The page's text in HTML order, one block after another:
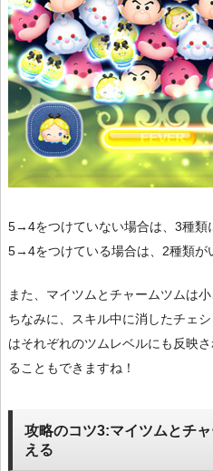
5→4をつけていない場合は、3種類
5→4をつけている場合は、2種類が
また、マイツムとチャームツムは小
ちなみに、スキル中に消したチェ
はそれぞれのツムレベルにも反映
ることもできますね！
攻略のコツ3:マイツムとチ
える